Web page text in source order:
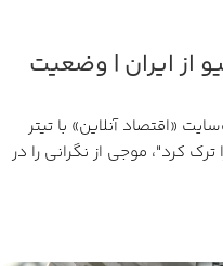
از ایران | وضعیت
«اقتصاد آنلاین» با تیتر
کرد"، موجی از نگرانی را در